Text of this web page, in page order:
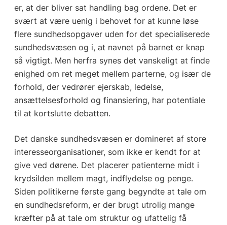
er, at der bliver sat handling bag ordene. Det er
svært at være uenig i behovet for at kunne løse
flere sundhedsopgaver uden for det specialiserede
sundhedsvæsen og i, at navnet på barnet er knap
så vigtigt. Men herfra synes det vanskeligt at finde
enighed om ret meget mellem parterne, og især de
forhold, der vedrører ejerskab, ledelse,
ansættelsesforhold og finansiering, har potentiale
til at kortslutte debatten.
Det danske sundhedsvæsen er domineret af store
interesseorganisationer, som ikke er kendt for at
give ved dørene. Det placerer patienterne midt i
krydsilden mellem magt, indflydelse og penge.
Siden politikerne første gang begyndte at tale om
en sundhedsreform, er der brugt utrolig mange
kræfter på at tale om struktur og ufattelig få